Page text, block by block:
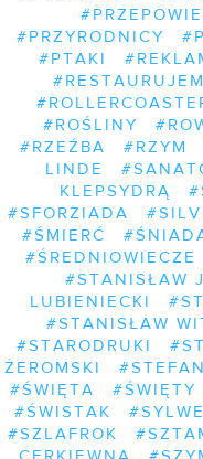
#PRZYRODNICY
#PTAKI
#ROŚLINY
#RZEŹBA
#RZYM
LINDE
KLEPSYDRĄ
#SFORZIADA
#ŚMIERĆ
#ŚREDNIOWIECZE
#STANISŁAW
LUBIENIECKI
#STANISŁAW
#STARODRUKI
ŻEROMSKI
#ŚWIĘTA
#ŚWIĘTY
#ŚWISTAK
#SZLAFROK